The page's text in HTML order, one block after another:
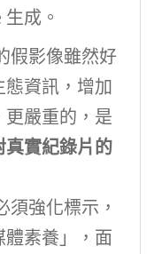
成。
假影像雖然好
資訊，增加
嚴重的，是
真實紀錄片的
須強化標示，
素養」，面